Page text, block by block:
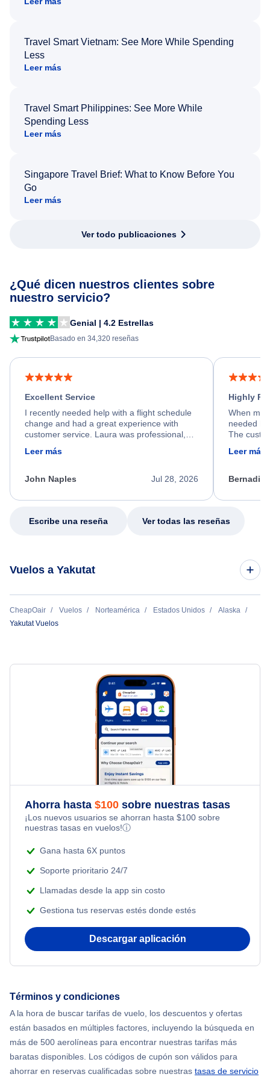
Travel Smart Vietnam: See More While Spending
Less
Leer más
Travel Smart Philippines: See More While
Spending Less
Leer más
Singapore Travel Brief: What to Know Before You
Go
Leer más
Ver todo publicaciones
¿Qué dicen nuestros clientes sobre
nuestro servicio?
Genial | 4.2 Estrellas
Basado en 34,320 reseñas
Excellent Service
I recently needed help with a flight schedule
change and had a great experience with
customer service. Laura was professional,
friendly, and very helpful throughout the
process. She quickly found a solution and
appreciate her excellent service.
Leer más
Jul 28, 2026
John Naples
Highly
When my
needed
The
calm,
my issue.
Leer más
Escribe una reseña Ver todas las reseñas
Vuelos a Yakutat
Vuelos de Anchorage a Yakutat
CheapOair Vuelos Norteamérica Estados Unidos
Alaska
Yakutat Vuelos
Ahorra hasta $100 sobre nuestras tasas
¡Los nuevos usuarios se ahorran hasta $100 sobre
nuestras tasas en vuelos!ⓘ
Gana hasta 6X puntos
Soporte prioritario 24/7
Llamadas desde la app sin costo
Gestiona tus reservas estés donde estés
Descargar aplicación
Términos y condiciones
A la hora de buscar tarifas de vuelo, los descuentos y ofertas
están basados en múltiples factores, incluyendo la búsqueda en
más de 500 aerolíneas para encontrar nuestras tarifas más
baratas disponibles. Los códigos de cupón son válidos para
ahorrar en reservas cualificadas sobre nuestras tasas de servicio